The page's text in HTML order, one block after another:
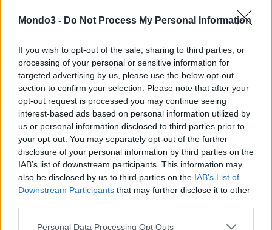
Mondo3 - Do Not Process My Personal Information
If you wish to opt-out of the sale, sharing to third parties, or
processing of your personal or sensitive information for
targeted advertising by us, please use the below opt-out
section to confirm your selection. Please note that after your
opt-out request is processed you may continue seeing
interest-based ads based on personal information utilized by
us or personal information disclosed to third parties prior to
your opt-out. You may separately opt-out of the further
disclosure of your personal information by third parties on the
IAB’s list of downstream participants. This information may
also be disclosed by us to third parties on the IAB’s List of
Downstream Participants that may further disclose it to other
Personal Data Processing Opt Outs
affrontare altre sfide per raggiungere nuovi segmenti di mercato
con tempestività ed efficienza.”
Federico Rigoni, Amministratore delegato di Ericsson in Italia,
afferma:“Il percorso con TIM, nostro partner di riferimento per
la realizzazione di soluzioni all’avanguardia, ci vede impegnati in
prima linea nel massimizzare l’efficienza e la flessibilità delle
soluzioni virtuali e ci porterà a rendere tangibile l’automazione
delle nostre funzioni di Radio e Core Network in una rete fra le
più grandi in Europa. La nostra partnership sulla vRAN, di cui
TIM è pioniere a livello mondiale, dimostra nei fatti che
l’evoluzione verso il 5G è già iniziata, come prova il dispiegamento
avvenuto con successo a Torino. Stiamo lavorando a stretto
contatto con TIM per estendere questa prima esperienza a livello
nazionale”.